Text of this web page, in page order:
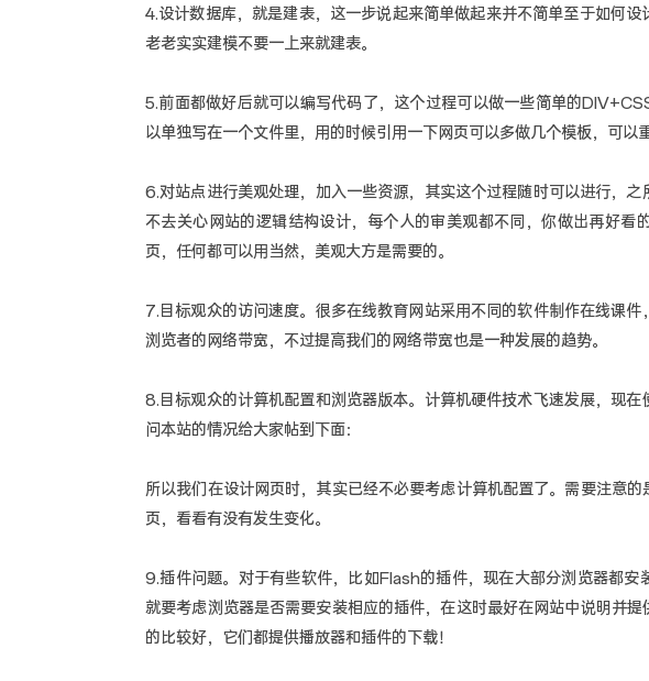
4.设计数据库，就是建表，这一步说起来简单做起来并不简单至于如何
老老实实建模不要一上来就建表。
5.前面都做好后就可以编写代码了，这个过程可以做一些简单的
以单独写在一个文件里，用的时候引用一下网页可以多做几个模板，可以
6.对站点进行美观处理，加入一些资源，其实这个过程随时可以进行，
不去关心网站的逻辑结构设计，每个人的审美观都不同，你做出再好看
页，任何都可以用当然，美观大方是需要的。
7.目标观众的访问速度。很多在线教育网站采用不同的软件制作在线课
浏览者的网络带宽，不过提高我们的网络带宽也是一种发展的趋势。
8.目标观众的计算机配置和浏览器版本。计算机硬件技术飞速发展，现
问本站的情况给大家帖到下面：
所以我们在设计网页时，其实已经不必要考虑计算机配置了。需要注意
页，看看有没有发生变化。
9.插件问题。对于有些软件，比如Flash的插件，现在大部分浏览器都安
就要考虑浏览器是否需要安装相应的插件，在这时最好在网站中说明并
的比较好，它们都提供播放器和插件的下载！